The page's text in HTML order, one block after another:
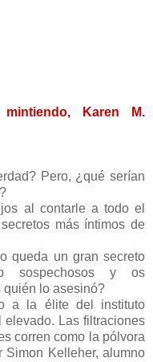
Karen M.
Pero, ¿qué serían
al contarle a todo el
más íntimos de
queda un gran secreto
sospechosos y os
quién lo asesinó?
a la élite del instituto
elevado. Las filtraciones
corren como la pólvora
Kelleher, alumno